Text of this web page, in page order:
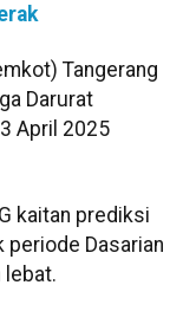
Tangerang
Darurat
April 2025
kaitan prediksi
periode Dasarian
lebat.